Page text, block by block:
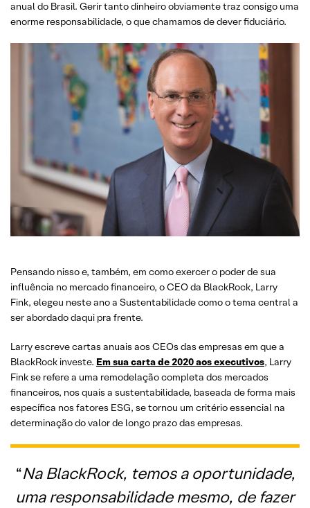
anual do Brasil. Gerir tanto dinheiro obviamente traz consigo uma
enorme responsabilidade, o que chamamos de dever fiduciário.
Pensando nisso e, também, em como exercer o poder de sua
influência no mercado financeiro, o CEO da BlackRock, Larry
Fink, elegeu neste ano a Sustentabilidade como o tema central a
ser abordado daqui pra frente.
Larry escreve cartas anuais aos CEOs das empresas em que a
BlackRock investe. Em sua carta de 2020 aos executivos, Larry
Fink se refere a uma remodelação completa dos mercados
financeiros, nos quais a sustentabilidade, baseada de forma mais
específica nos fatores ESG, se tornou um critério essencial na
determinação do valor de longo prazo das empresas.
“Na BlackRock, temos a oportunidade,
uma responsabilidade mesmo, de fazer